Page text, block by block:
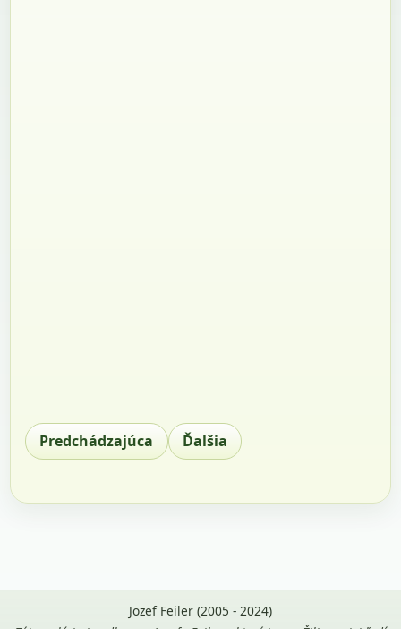
Predchádzajúca Ďalšia
Jozef Feiler (2005 - 2024)